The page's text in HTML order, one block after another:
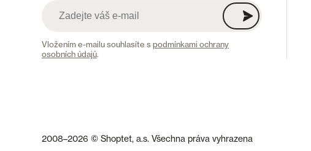
Vložením e-mailu souhlasíte spodmínkami ochrany
osobních údajů.
2008–2026 © Shoptet, a.s. Všechna práva vyhrazena